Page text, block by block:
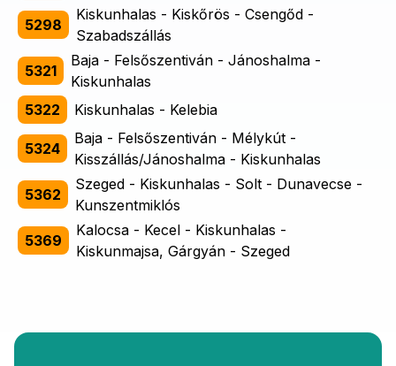
5298
Kiskunhalas - Kiskőrös - Csengőd -
Szabadszállás
5321
Baja - Felsőszentiván - Jánoshalma -
Kiskunhalas
5322
Kiskunhalas - Kelebia
5324
Baja - Felsőszentiván - Mélykút -
Kisszállás/Jánoshalma - Kiskunhalas
5362
Szeged - Kiskunhalas - Solt - Dunavecse -
Kunszentmiklós
5369
Kalocsa - Kecel - Kiskunhalas -
Kiskunmajsa, Gárgyán - Szeged